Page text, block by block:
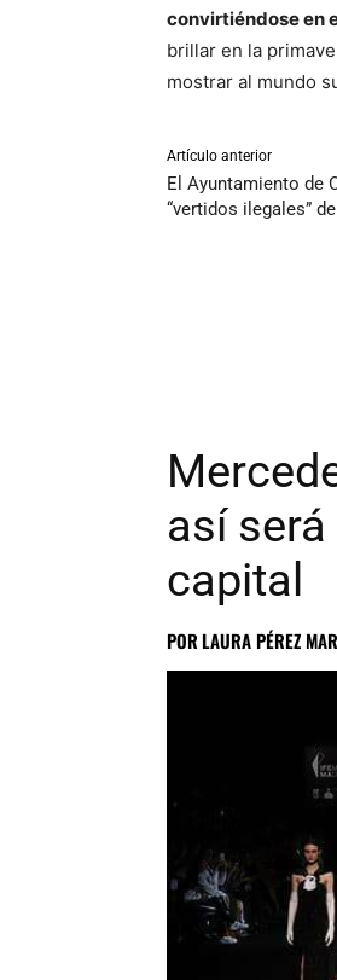
convirtiéndose en
brillar en la
mostrar al mundo
Artículo anterior
El Ayuntamiento de
“vertidos ilegales”
así
capital
PORLAURA PÉREZ